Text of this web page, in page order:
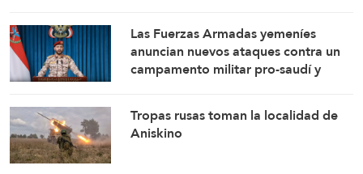
Las Fuerzas Armadas yemeníes
anuncian nuevos ataques contra un
campamento militar pro-saudí y
asedio y escalada por escalada
Tropas rusas toman la localidad de
Aniskino